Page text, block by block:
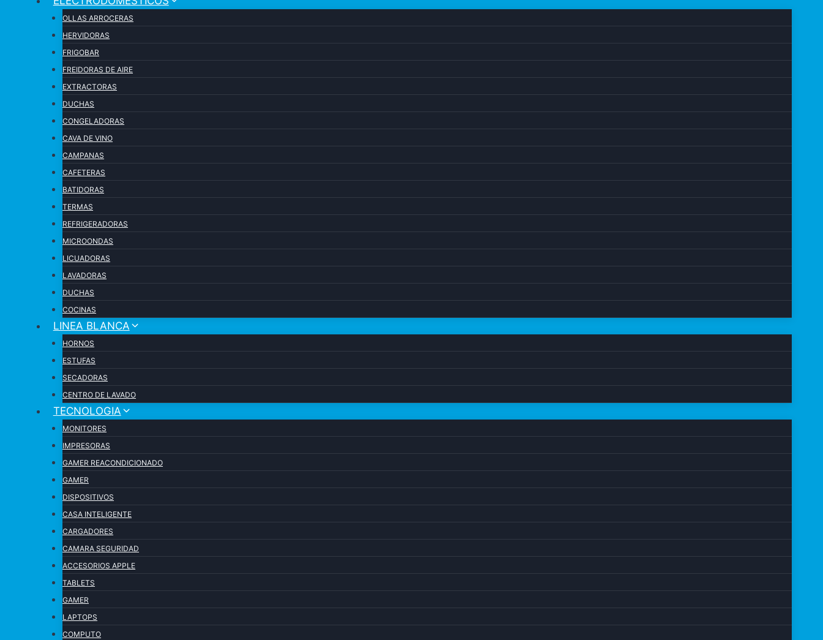
OLLAS ARROCERAS
HERVIDORAS
FRIGOBAR
FREIDORAS DE AIRE
EXTRACTORAS
DUCHAS
CONGELADORAS
CAVA DE VINO
CAMPANAS
CAFETERAS
BATIDORAS
TERMAS
REFRIGERADORAS
MICROONDAS
LICUADORAS
LAVADORAS
DUCHAS
COCINAS
LINEA BLANCA
HORNOS
ESTUFAS
SECADORAS
CENTRO DE LAVADO
TECNOLOGIA
MONITORES
IMPRESORAS
GAMER REACONDICIONADO
GAMER
DISPOSITIVOS
CASA INTELIGENTE
CARGADORES
CAMARA SEGURIDAD
ACCESORIOS APPLE
TABLETS
GAMER
LAPTOPS
COMPUTO